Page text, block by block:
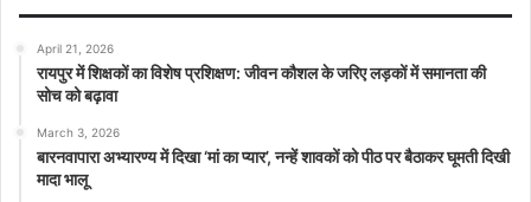
April 21, 2026
रायपुर में शिक्षकों का विशेष प्रशिक्षण: जीवन कौशल के जरिए लड़कों में समानता की
सोच को बढ़ावा
March 3, 2026
बारनवापारा अभ्यारण्य में दिखा ‘मां का प्यार’, नन्हें शावकों को पीठ पर बैठाकर घूमती दिखी
मादा भालू